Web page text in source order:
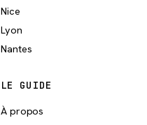
Nice
Lyon
Nantes
LE GUIDE
À propos